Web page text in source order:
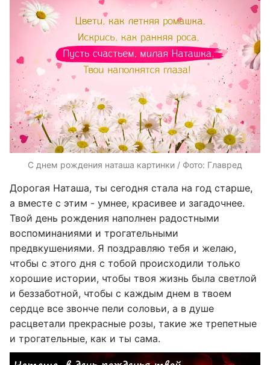
С днем рождения наташа картинки / Фото: Главред
Дорогая Наташа, ты сегодня стала на год старше,
а вместе с этим - умнее, красивее и загадочнее.
Твой день рождения наполнен радостными
воспоминаниями и трогательными
предвкушениями. Я поздравляю тебя и желаю,
чтобы с этого дня с тобой происходили только
хорошие истории, чтобы твоя жизнь была светлой
и беззаботной, чтобы с каждым днем в твоем
сердце все звонче пели соловьи, а в душе
расцветали прекрасные розы, такие же трепетные
и трогательные, как и ты сама.